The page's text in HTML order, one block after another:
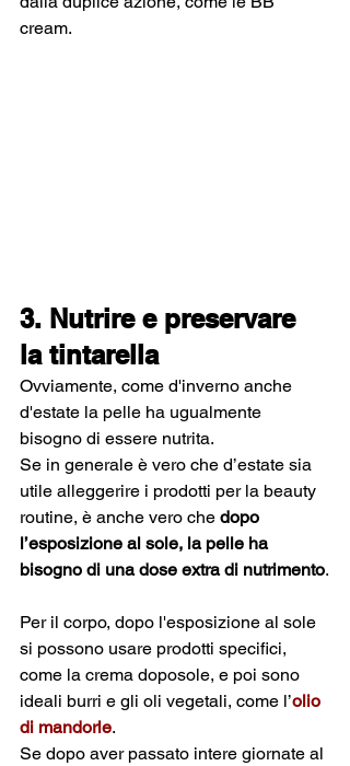
cream.
3. Nutrire e preservare
la tintarella
Ovviamente, come d'inverno anche
d'estate la pelle ha ugualmente
bisogno di essere nutrita.
Se in generale è vero che d’estate sia
utile alleggerire i prodotti per la beauty
routine, è anche vero che dopo
l’esposizione al sole, la pelle ha
bisogno di una dose extra di nutrimento.
Per il corpo, dopo l'esposizione al sole
si possono usare prodotti specifici,
come la crema doposole, e poi sono
ideali burri e gli oli vegetali, come l’olio
di mandorle.
Se dopo aver passato intere giornate al